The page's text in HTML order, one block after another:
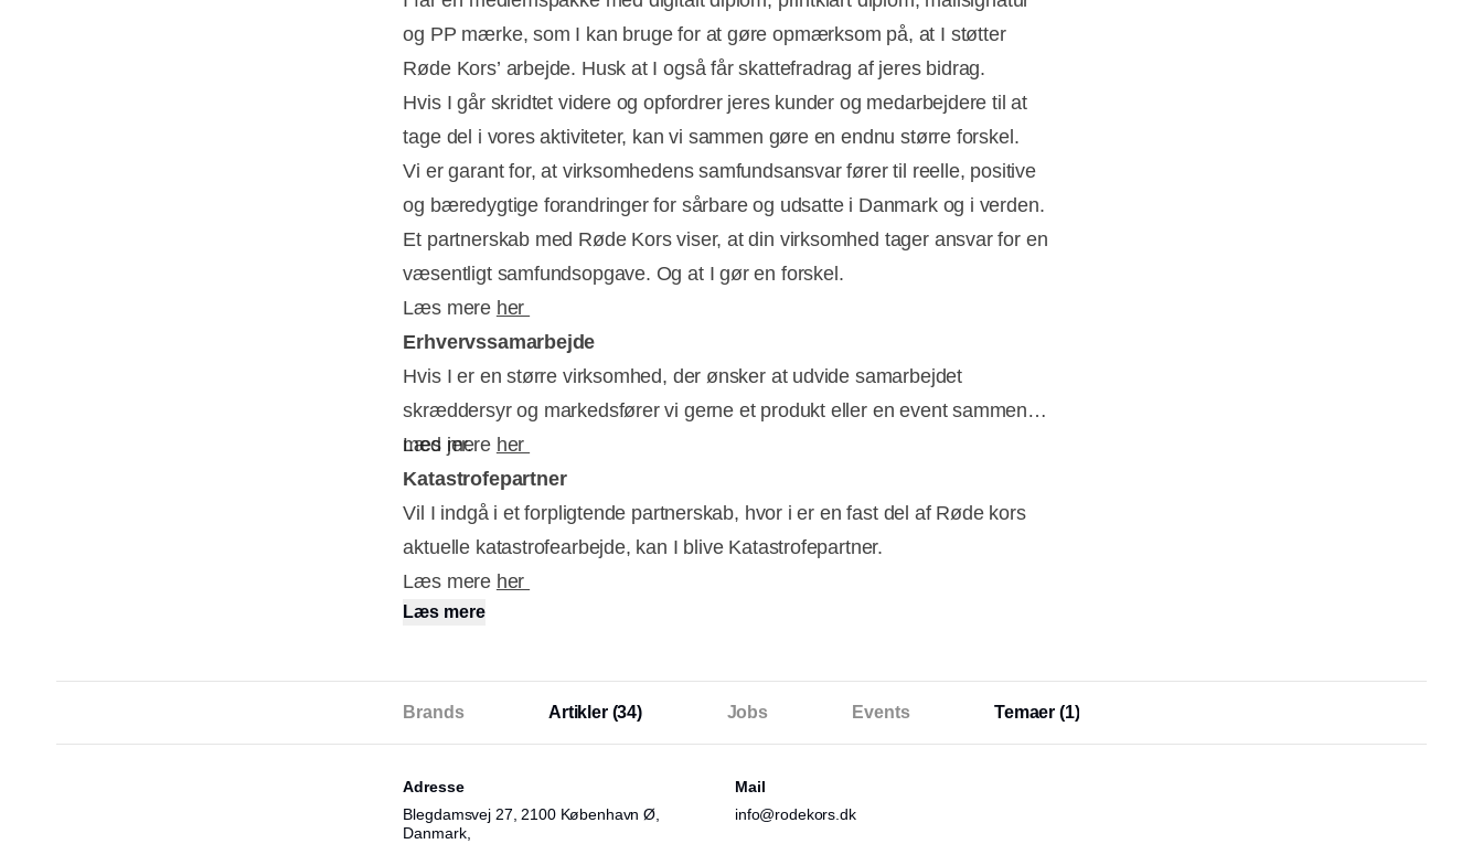
og PP mærke, som I kan bruge for at gøre opmærksom på, at I støtter
Røde Kors’ arbejde. Husk at I også får skattefradrag af jeres bidrag.
Hvis I går skridtet videre og opfordrer jeres kunder og medarbejdere til at
tage del i vores aktiviteter, kan vi sammen gøre en endnu større forskel.
Vi er garant for, at virksomhedens samfundsansvar fører til reelle, positive
og bæredygtige forandringer for sårbare og udsatte i Danmark og i verden.
Et partnerskab med Røde Kors viser, at din virksomhed tager ansvar for en
væsentligt samfundsopgave. Og at I gør en forskel.
Læs mere her
Erhvervssamarbejde
Hvis I er en større virksomhed, der ønsker at udvide samarbejdet
skræddersyr og markedsfører vi gerne et produkt eller en event sammen
med jer.
Læs mere her
Katastrofepartner
Vil I indgå i et forpligtende partnerskab, hvor i er en fast del af Røde kors
aktuelle katastrofearbejde, kan I blive Katastrofepartner.
Læs mere her
Læs mere
Brands Artikler (34) Jobs Events Temaer (1)
Adresse
Blegdamsvej 27, 2100 København Ø,
Danmark,
Mail
info@rodekors.dk